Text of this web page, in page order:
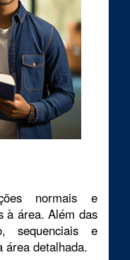
normais e
à área. Além das
sequenciais e
área detalhada.